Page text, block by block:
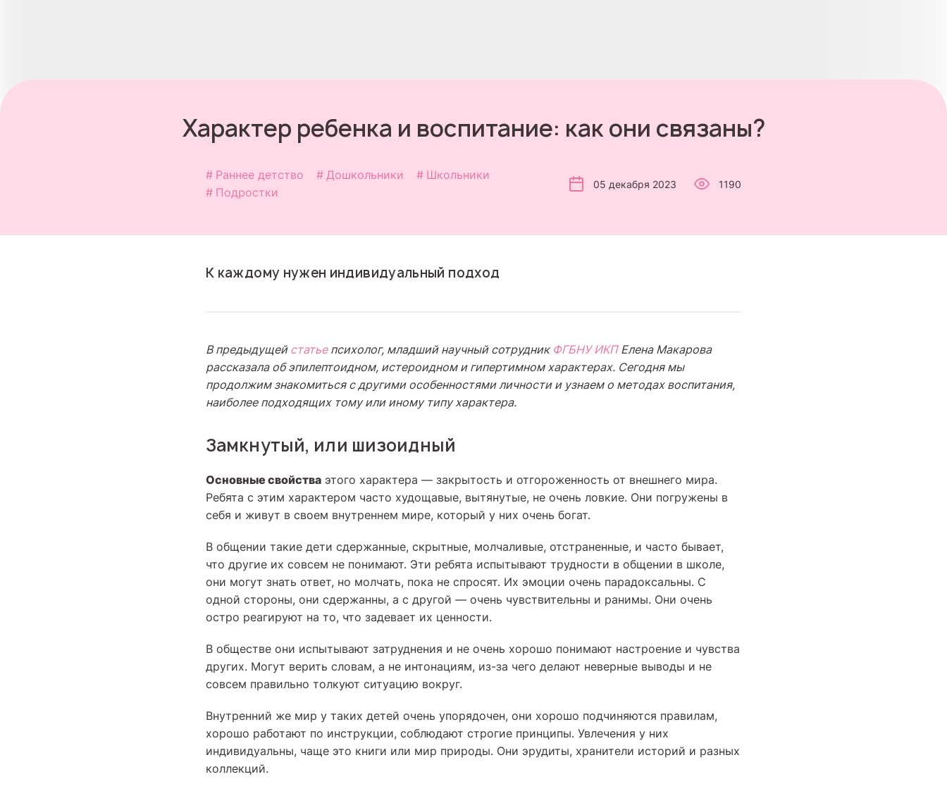
Характер ребенка и воспитание: как они связаны?
Раннее детство Дошкольники
Школьники
Подростки
05 декабря 2023 1190
К каждому нужен индивидуальный подход
В предыдущейстатьепсихолог, младший научный сотрудник ФГБНУ ИКПЕлена Макарова
рассказала об эпилептоидном, истероидном и гипертимном характерах. Сегодня мы
продолжим знакомиться с другими особенностями личности и узнаем о методах воспитания,
наиболее подходящих тому или иному типу характера.
Замкнутый, или шизоидный
Основные свойства этого характера — закрытость и отгороженность от внешнего мира.
Ребята с этим характером часто худощавые, вытянутые, не очень ловкие. Они погружены в
себя и живут в своем внутреннем мире, который у них очень богат.
В общении такие дети сдержанные, скрытные, молчаливые, отстраненные, и часто бывает,
что другие их совсем не понимают. Эти ребята испытывают трудности в общении в школе,
они могут знать ответ, но молчать, пока не спросят. Их эмоции очень парадоксальны. С
одной стороны, они сдержанны, а с другой — очень чувствительны и ранимы. Они очень
остро реагируют на то, что задевает их ценности.
В обществе они испытывают затруднения и не очень хорошо понимают настроение и чувства
других. Могут верить словам, а не интонациям, из-за чего делают неверные выводы и не
совсем правильно толкуют ситуацию вокруг.
Внутренний же мир у таких детей очень упорядочен, они хорошо подчиняются правилам,
хорошо работают по инструкции, соблюдают строгие принципы. Увлечения у них
индивидуальны, чаще это книги или мир природы. Они эрудиты, хранители историй и разных
коллекций.